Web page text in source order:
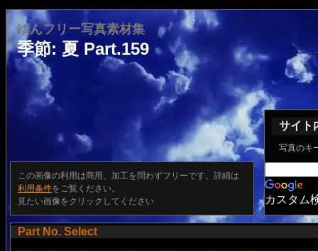
ゆんフリー写真素材集
季節: 夏 Part.159
この画像の利用は商用、加工を問わずフリーです。詳細は
利用条件をご覧ください。
見たい画像をクリックしてください
サイト
写真のキ
カスタム
Part No. Select